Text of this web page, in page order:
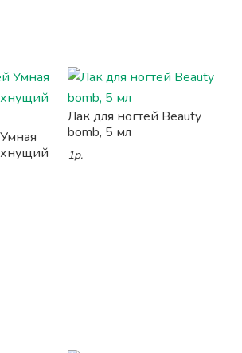
Лак для ногтей Beauty
bomb, 5 мл
1р.